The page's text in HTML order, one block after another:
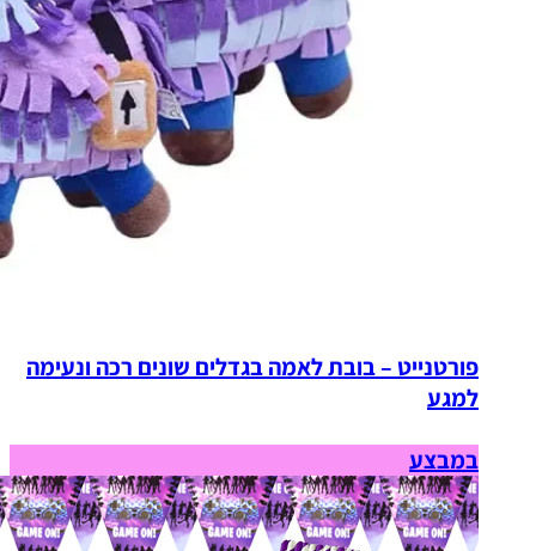
פורטנייט – בובת לאמה בגדלים שונים רכה ונעימה
למגע
במבצע